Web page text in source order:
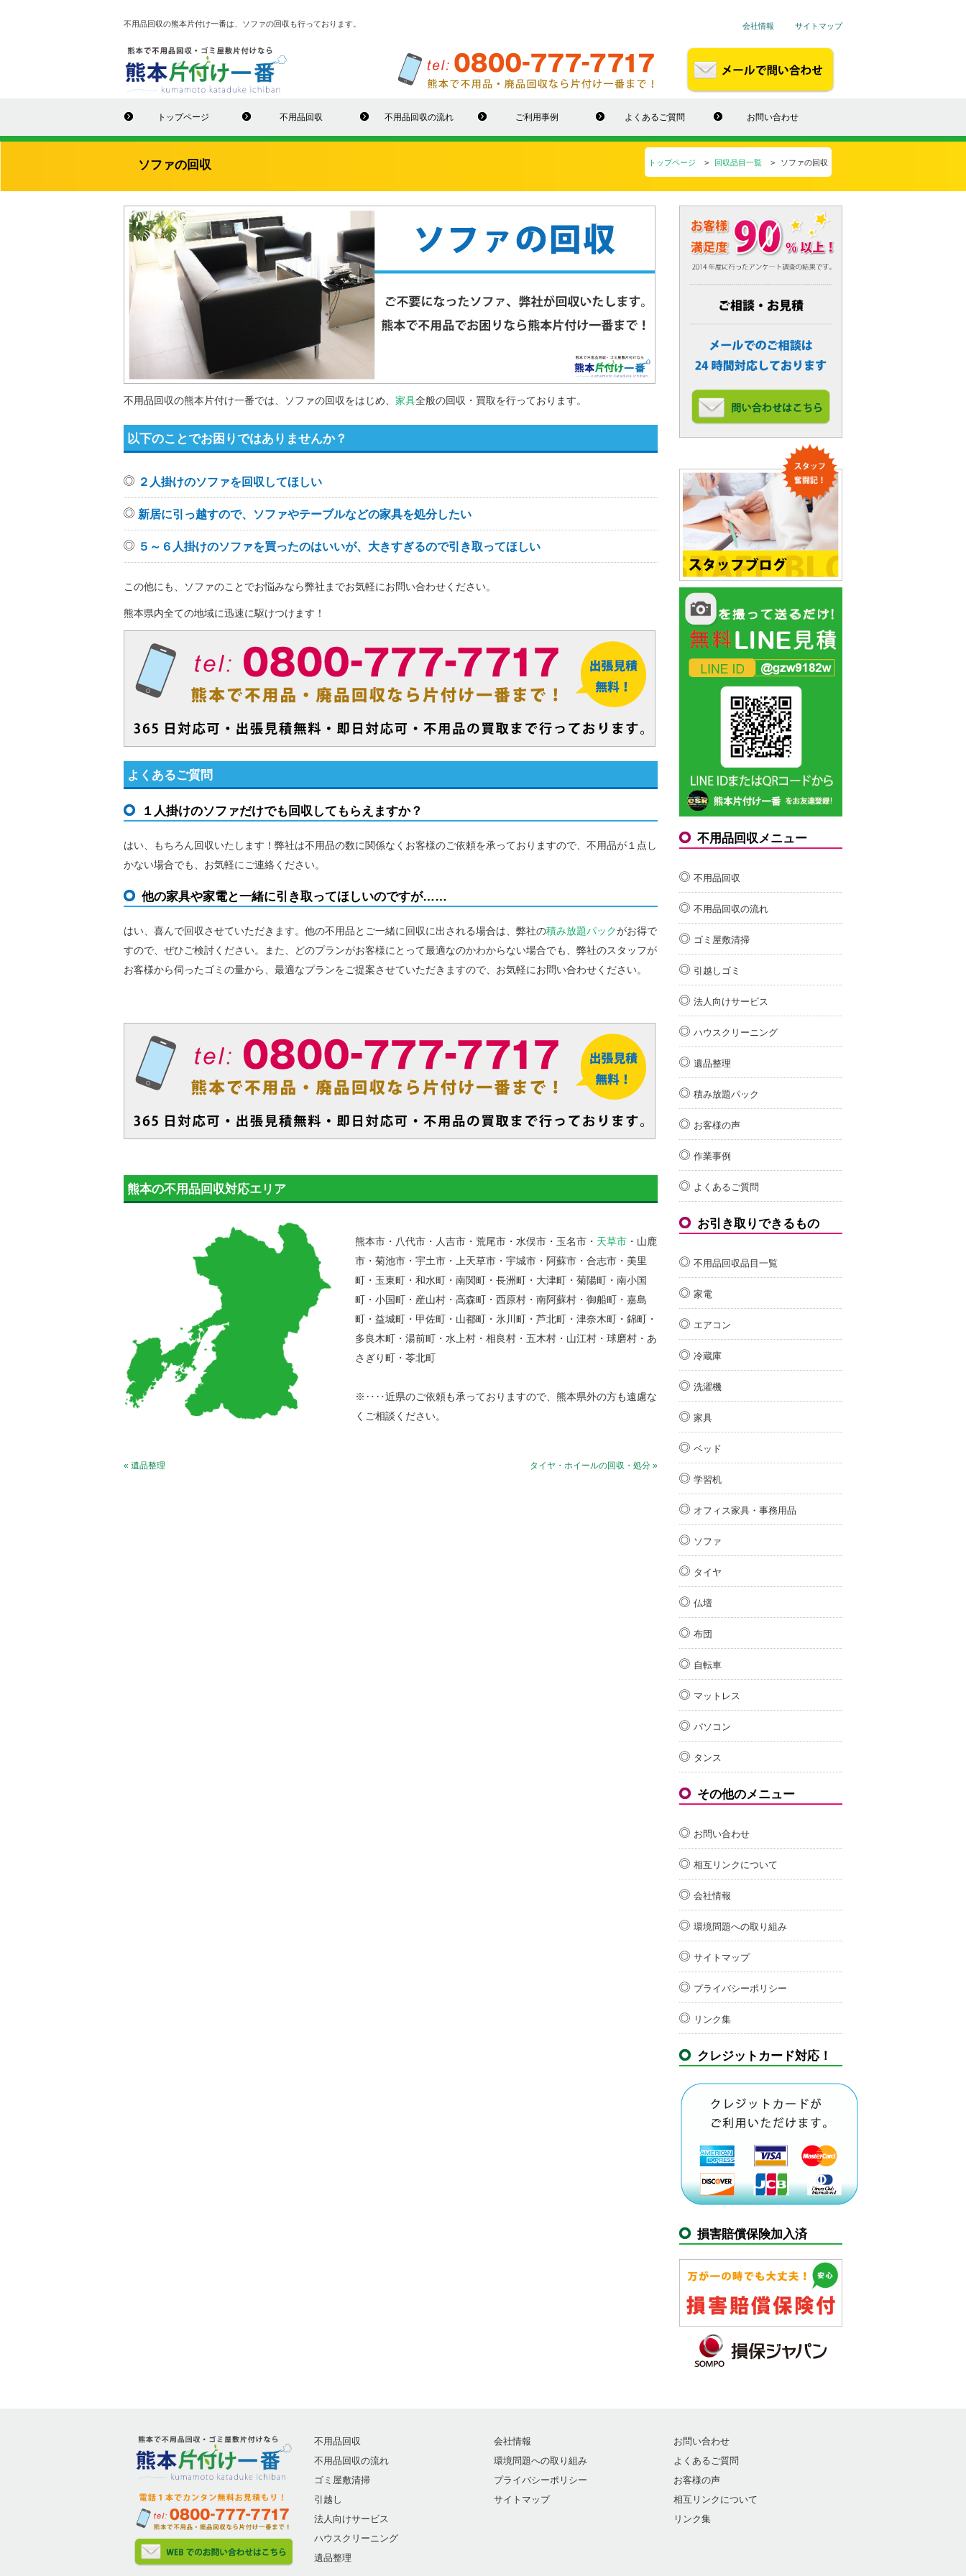
不用品回収の熊本片付け一番は、ソファの回収も行っております。 会社情報 サイトマップ
トップページ 不用品回収 不用品回収の流れ ご利用事例 よくあるご質問 お問い合わせ
ソファの回収 トップページ 回収品目一覧 ソファの回収
不用品回収の熊本片付け一番では、ソファの回収をはじめ、 家具全般の回収・買取を行っております。
以下のことでお困りではありませんか？
２人掛けのソファを回収してほしい
新居に引っ越すので、ソファやテーブルなどの家具を処分したい
５～６人掛けのソファを買ったのはいいが、大きすぎるので引き取ってほしい
この他にも、ソファのことでお悩みなら弊社までお気軽にお問い合わせください。
熊本県内全ての地域に迅速に駆けつけます！
よくあるご質問
１人掛けのソファだけでも回収してもらえますか？
はい、もちろん回収いたします！弊社は不用品の数に関係なくお客様のご依頼を承っておりますので、不用品が１点し
かない場合でも、お気軽にご連絡ください。
他の家具や家電と一緒に引き取ってほしいのですが……
はい、喜んで回収させていただきます。他の不用品とご一緒に回収に出される場合は、弊社の積み放題パックがお得で
すので、ぜひご検討ください。また、どのプランがお客様にとって最適なのかわからない場合でも、弊社のスタッフが
お客様から伺ったゴミの量から、最適なプランをご提案させていただきますので、お気軽にお問い合わせください。
熊本の不用品回収対応エリア
熊本市・八代市・人吉市・荒尾市・水俣市・玉名市・ 天草市・山鹿
市・菊池市・宇土市・上天草市・宇城市・阿蘇市・合志市・美里
町・玉東町・和水町・南関町・長洲町・大津町・菊陽町・南小国
町・小国町・産山村・高森町・西原村・南阿蘇村・御船町・嘉島
町・益城町・甲佐町・山都町・氷川町・芦北町・津奈木町・錦町・
多良木町・湯前町・水上村・相良村・五木村・山江村・球磨村・あ
さぎり町・苓北町
※‥‥近県のご依頼も承っておりますので、熊本県外の方も遠慮な
くご相談ください。
« 遺品整理 タイヤ・ホイールの回収・処分 »
不用品回収メニュー
不用品回収
不用品回収の流れ
ゴミ屋敷清掃
引越しゴミ
法人向けサービス
ハウスクリーニング
遺品整理
積み放題パック
お客様の声
作業事例
よくあるご質問
お引き取りできるもの
不用品回収品目一覧
家電
エアコン
冷蔵庫
洗濯機
家具
ベッド
学習机
オフィス家具・事務用品
ソファ
タイヤ
仏壇
布団
自転車
マットレス
パソコン
タンス
その他のメニュー
お問い合わせ
相互リンクについて
会社情報
環境問題への取り組み
サイトマップ
プライバシーポリシー
リンク集
クレジットカード対応！
損害賠償保険加入済
不用品回収
不用品回収の流れ
ゴミ屋敷清掃
引越し
法人向けサービス
ハウスクリーニング
遺品整理
会社情報
環境問題への取り組み
プライバシーポリシー
サイトマップ
お問い合わせ
よくあるご質問
お客様の声
相互リンクについて
リンク集